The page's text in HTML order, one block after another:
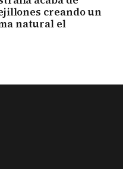
creando un
natural el